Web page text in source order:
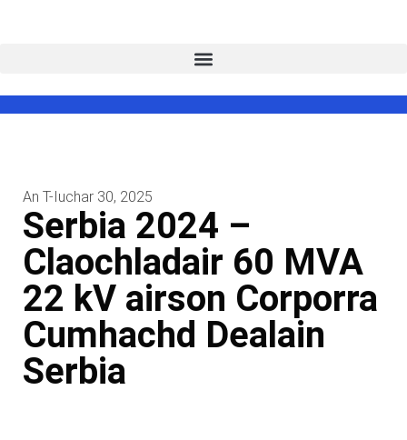
An T-Iuchar 30, 2025
Serbia 2024 –
Claochladair 60 MVA
22 kV airson Corporra
Cumhachd Dealain
Serbia